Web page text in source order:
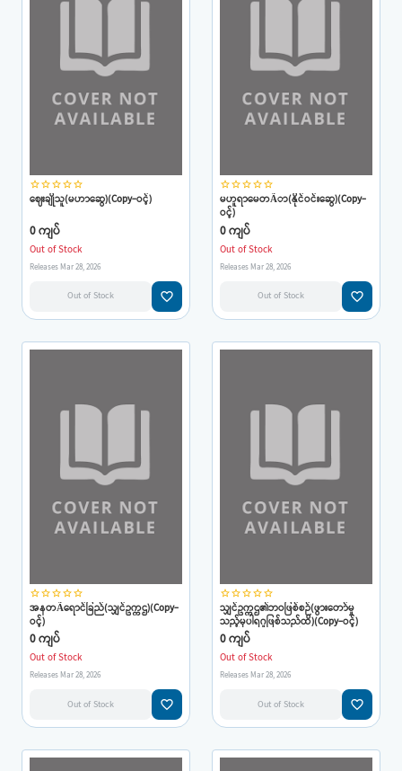
star_borderstar_borderstar_borderstar_borderstar_border
ဈေးချိုသူ(မဟာဆွေ)(Copy-ဝင့်)
0 ကျပ်
Out of Stock
Releases Mar 28, 2026
Out of Stock favorite_border
star_borderstar_borderstar_borderstar_borderstar_border
မဟူရာမေတÃာ(နိုင်ဝင်းဆွေ)(Copy-
ဝင့်)
0 ကျပ်
Out of Stock
Releases Mar 28, 2026
Out of Stock favorite_border
star_borderstar_borderstar_borderstar_borderstar_border
အနတÃရောင်ခြည်(သျှင်ဥက္ကဌ)(Copy-
ဝင့်)
0 ကျပ်
Out of Stock
Releases Mar 28, 2026
Out of Stock favorite_border
star_borderstar_borderstar_borderstar_borderstar_border
သျှင်ဥက္ကဌ၏ဘဝဖြစ်စဉ်(ဖွားတော်မှု
သည့်မှပါရဂူဖြစ်သည်ထိ)(Copy-ဝင့်)
0 ကျပ်
Out of Stock
Releases Mar 28, 2026
Out of Stock favorite_border